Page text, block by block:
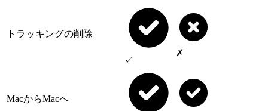
トラッキングの削除
✓
✗
MacからMacへ